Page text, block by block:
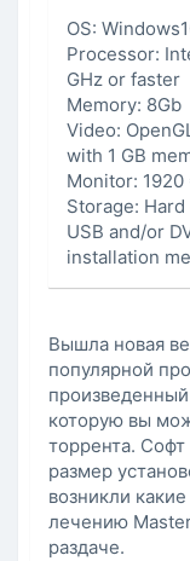
OS:
Processor:
GHz or faster
Memory: 8Gb
Video:
with 1 GB
Monitor:
Storage:
USB and/or
installation
Вышла новая
популярной
которую вы
торрента.
размер
возникли
лечению
раздаче.